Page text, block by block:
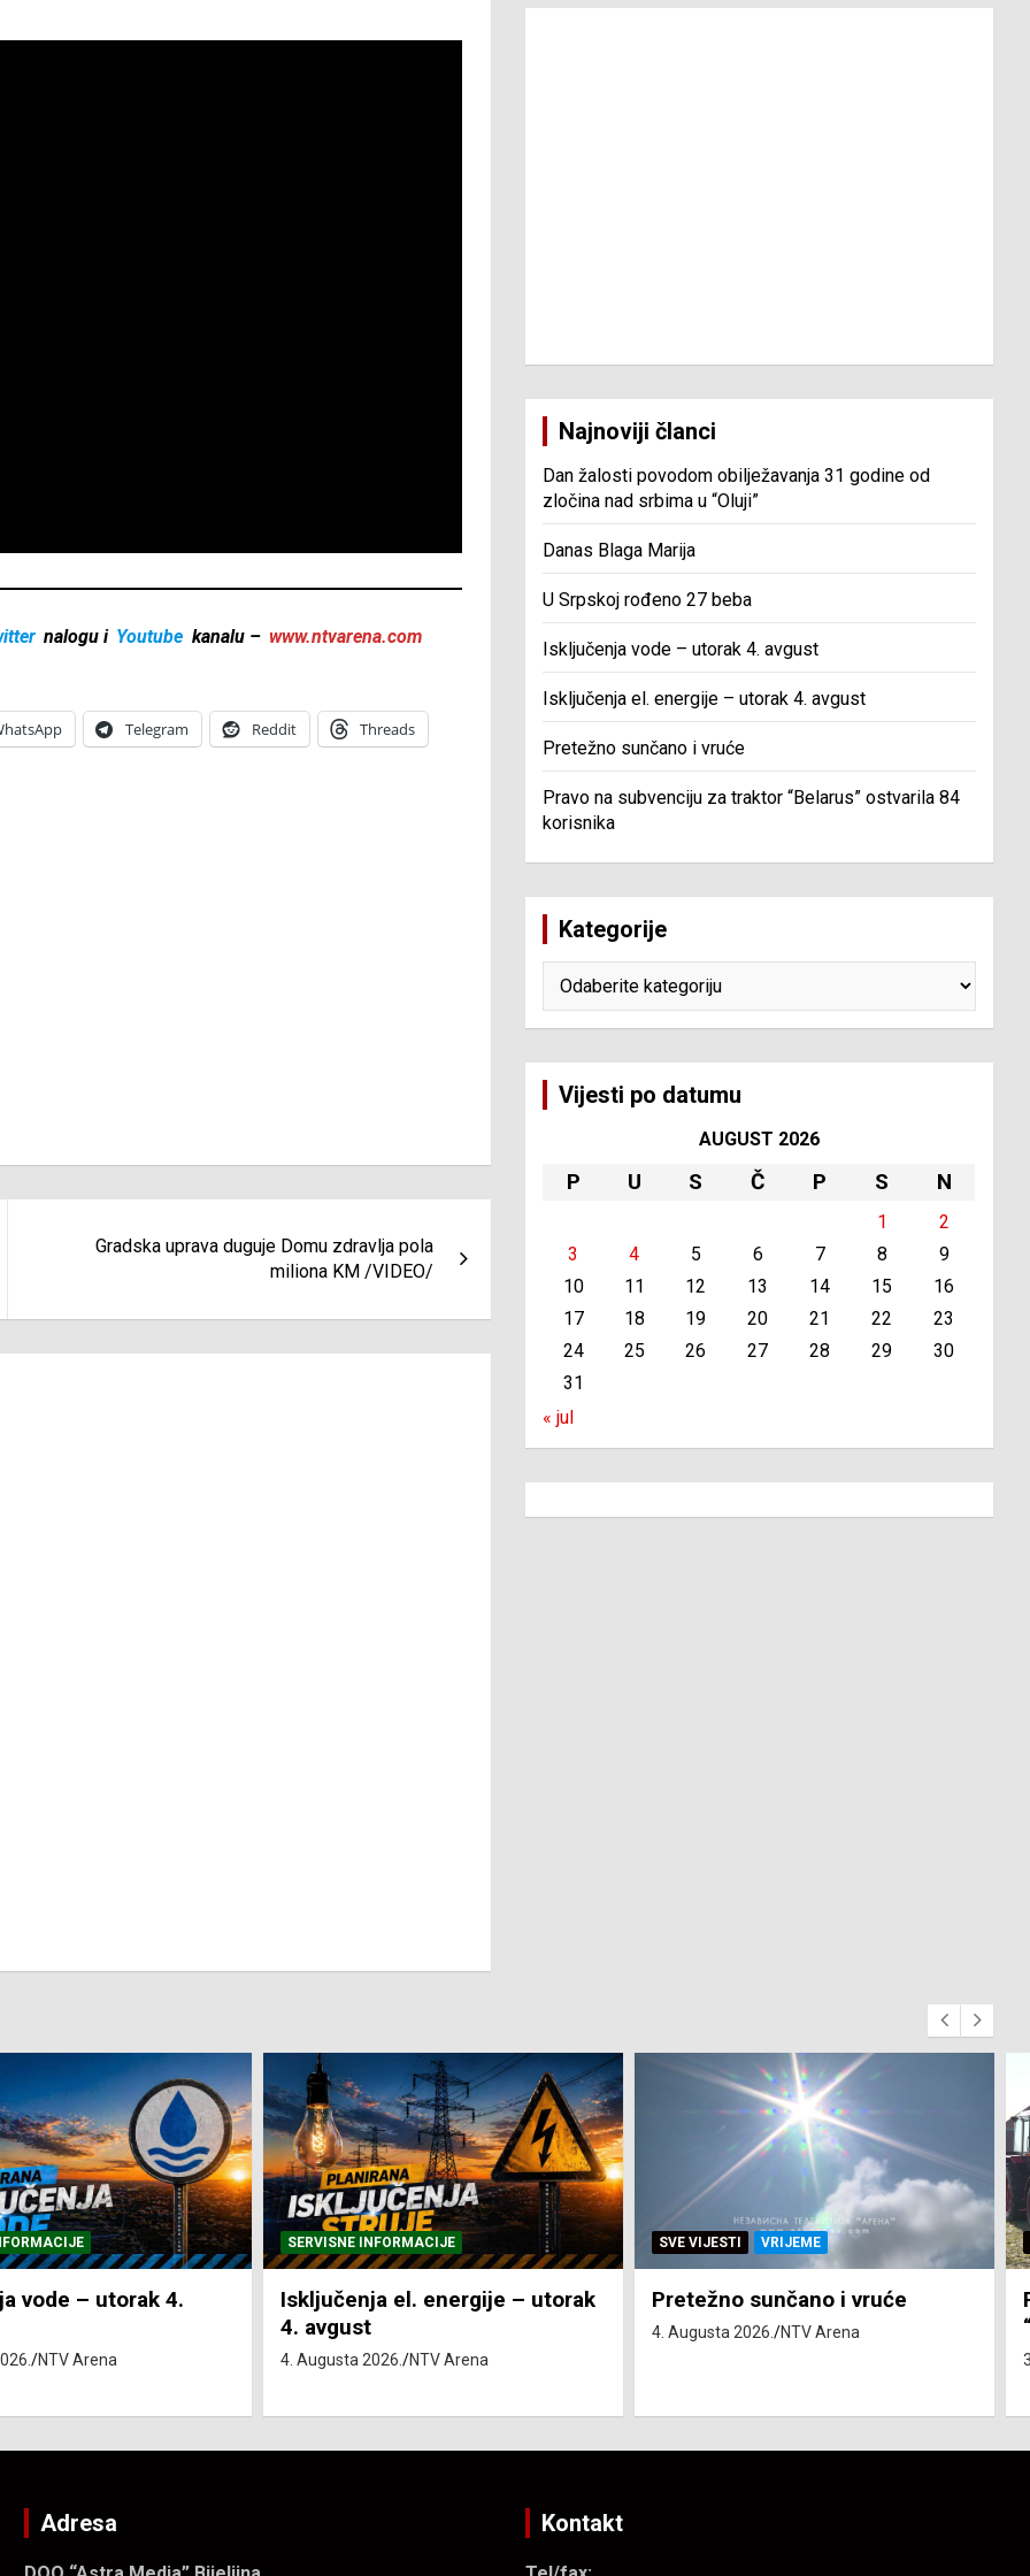
nalogu i Youtube kanalu – www.ntvarena.com
Telegram Reddit Threads
Gradska uprava duguje Domu zdravlja pola
miliona KM /VIDEO/
Najnoviji članci
Dan žalosti povodom obilježavanja 31 godine od
zločina nad srbima u “Oluji”
Danas Blaga Marija
U Srpskoj rođeno 27 beba
Isključenja vode – utorak 4. avgust
Isključenja el. energije – utorak 4. avgust
Pretežno sunčano i vruće
Pravo na subvenciju za traktor “Belarus” ostvarila 84
korisnika
Kategorije
Vijesti po datumu
AUGUST 2026
P U S Č P S N
1
2
3
4 5 6 7 8
9
10
11 12 13 14 15
16
17
18 19 20 21 22
23
24
25 26 27 28 29
30
31
« jul
el. energije – utorak
NTV Arena
SVE VIJESTI VRIJEME
Pretežno sunčano i vruće
4. Augusta 2026.
SVE VIJESTI ZEMLJA
Pravo na subvenciju za traktor
“Belarus” ostvarila 84 korisnika
Adresa Kontakt